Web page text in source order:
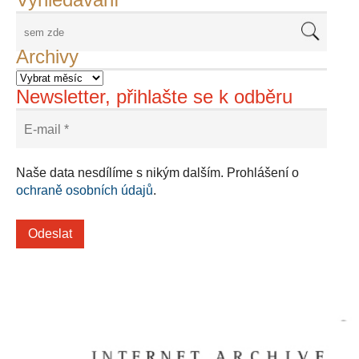
Archivy
Newsletter, přihlašte se k odběru
Naše data nesdílíme s nikým dalším. Prohlášení o
ochraně osobních údajů.